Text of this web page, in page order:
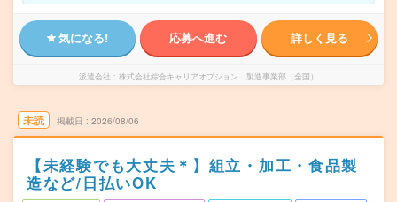
気になる! 応募へ進む 詳しく見る
派遣会社 株式会社綜合キャリアオプション 製造事業部（全国）
未読 掲載日 2026/08/06
【未経験でも大丈夫＊】組立・加工・食品製
造など/日払いOK